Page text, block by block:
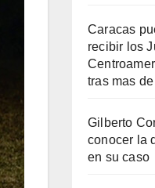
Caracas
recibir los
tras mas
Gilberto
conocer la
en su caso